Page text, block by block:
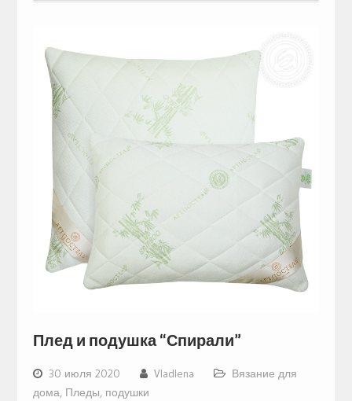
Плед и подушка “Спирали”
30 июля 2020 Vladlena
Вязание для
дома, Пледы, подушки